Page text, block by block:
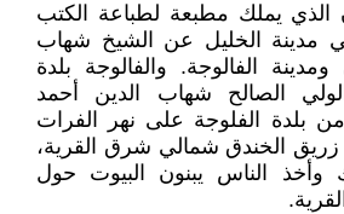
يملك مطبعة لطباعة الكتب
مدينة الخليل عن الشيخ شهاب
الفالوجة. والفالوجة بلدة
الصالح شهاب الدين أحمد
بلدة الفلوجة على نهر الفرات
الخندق شمالي شرق القرية،
الناس يبنون البيوت حول